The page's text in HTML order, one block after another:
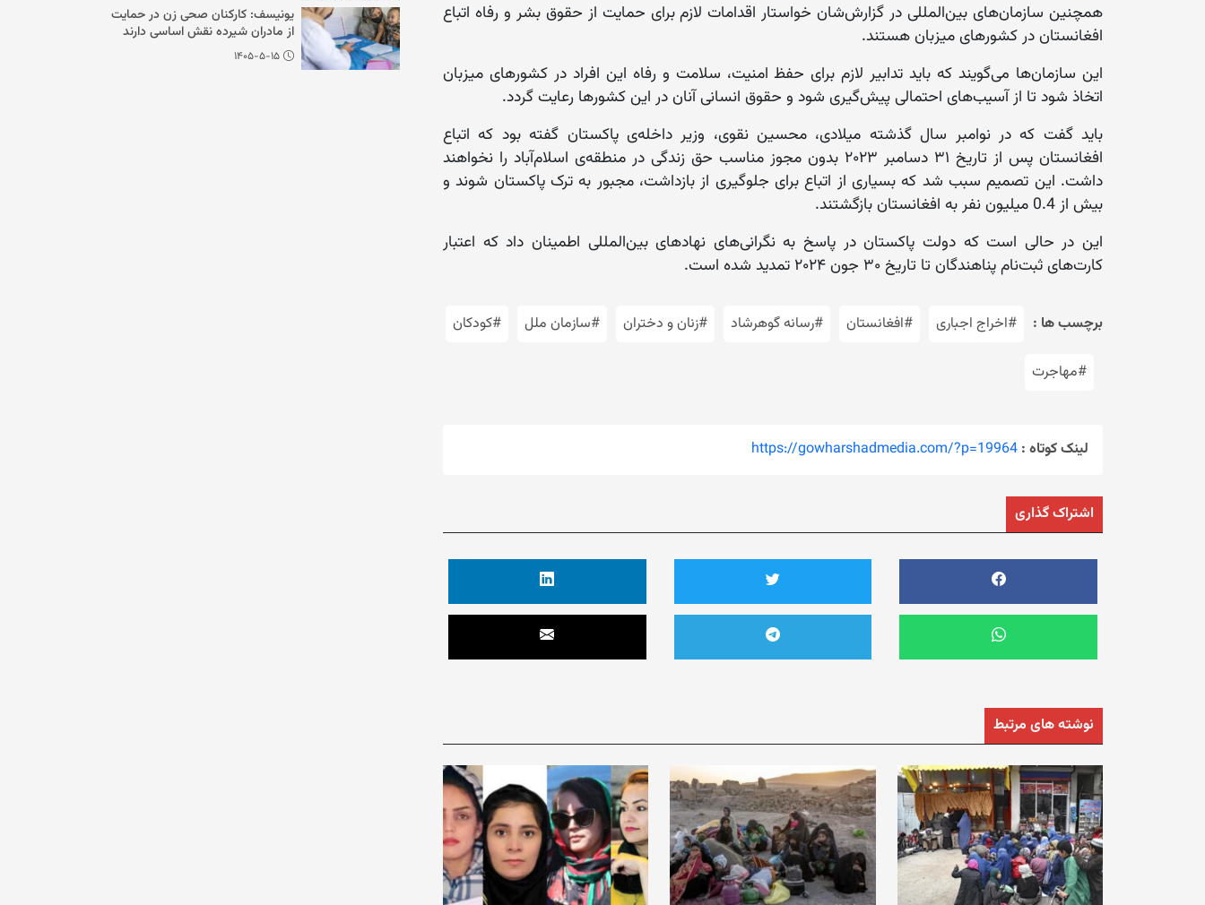
همچنین سازمان‌های بین‌المللی در گزارش‌شان خواستار اقدامات لازم برای حمایت از حقوق بشر و رفاه اتباع
افغانستان در کشورهای میزبان هستند.
این سازمان‌ها می‌گویند که باید تدابیر لازم برای حفظ امنیت، سلامت و رفاه این افراد در کشورهای میزبان
اتخاذ شود تا از آسیب‌های احتمالی پیش‌گیری شود و حقوق انسانی آنان در این کشورها رعایت گردد.
باید گفت که در نوامبر سال گذشته میلادی، محسین نقوی، وزیر داخله‌ی پاکستان گفته بود که اتباع
افغانستان پس از تاریخ ۳۱ دسامبر ۲۰۲۳ بدون مجوز مناسب حق زندگی در منطقه‌ی اسلام‌آباد را نخواهند
داشت. این تصمیم سبب شد که بسیاری از اتباع برای جلوگیری از بازداشت، مجبور به ترک پاکستان شوند و
بیش از 0.4 میلیون نفر به افغانستان بازگشتند.
این در حالی است که دولت پاکستان در پاسخ به نگرانی‌های نهادهای بین‌المللی اطمینان داد که اعتبار
کارت‌های ثبت‌نام پناهندگان تا تاریخ ۳۰ جون ۲۰۲۴ تمدید شده است.
برچسب ها : #اخراج اجباری #افغانستان #رسانه گوهرشاد #زنان و دختران #سازمان ملل #کودکان
#مهاجرت
لینک کوتاه : https://gowharshadmedia.com/?p=19964
اشتراک گذاری
نوشته های مرتبط
یونیسف: کارکنان صحی زن در حمایت
از مادران شیرده نقش اساسی دارند
۱۴۰۵-۵-۱۵